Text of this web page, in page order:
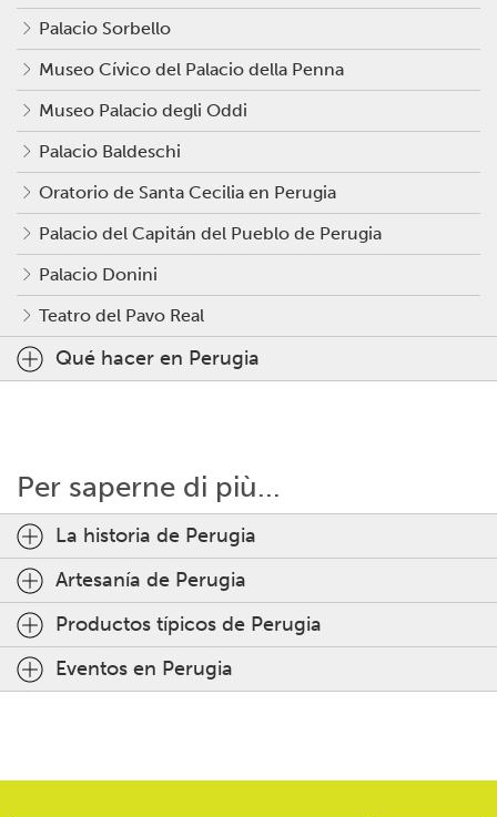
Palacio Sorbello
Museo Cívico del Palacio della Penna
Museo Palacio degli Oddi
Palacio Baldeschi
Oratorio de Santa Cecilia en Perugia
Palacio del Capitán del Pueblo de Perugia
Palacio Donini
Teatro del Pavo Real
Qué hacer en Perugia
Per saperne di più...
La historia de Perugia
Artesanía de Perugia
Productos típicos de Perugia
Eventos en Perugia